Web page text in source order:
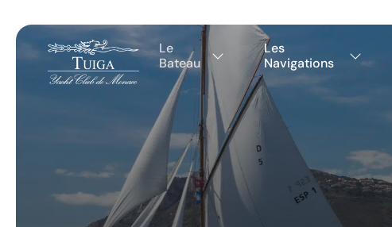
Le
Bateau
Les
Navigations